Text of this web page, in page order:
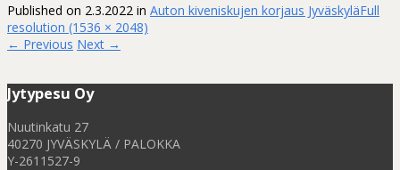
Published on 2.3.2022 in Auton kiveniskujen korjaus JyväskyläFull
resolution (1536 × 2048)
← Previous Next →
Jytypesu Oy
Nuutinkatu 27
40270 JYVÄSKYLÄ / PALOKKA
Y-2611527-9